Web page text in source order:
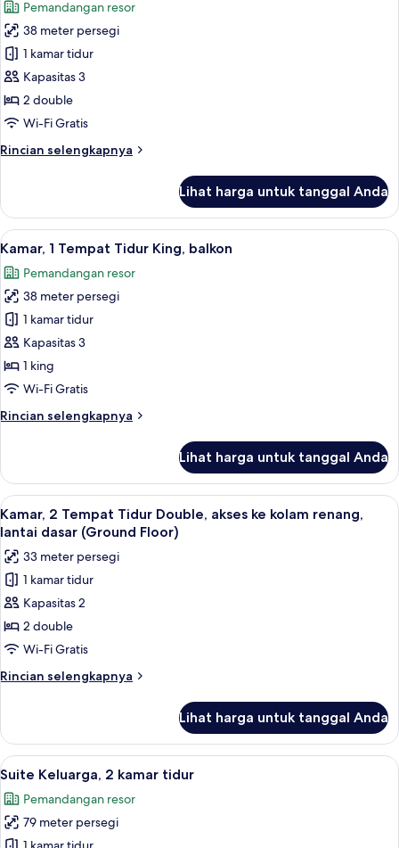
Double
foto
untuk
Kamar,
2
Tempat
Tidur
balkon
Pemandangan resor
38 meter persegi
1 kamar tidur
Kapasitas 3
2 double
Wi-Fi Gratis
Rincian selengkapnya
Rincian
Kamar,
Tempat
Double,
balkon
Lihat harga untuk tanggal Anda
Lihat
semua
foto
untuk
Kamar,
1
Tempat
Tidur
balkon
Kamar, 1 Tempat Tidur King, balkon |
10
Kamar, 1 Tempat Tidur King, balkon
Pemandangan resor
38 meter persegi
1 kamar tidur
Kapasitas 3
1 king
Wi-Fi Gratis
Rincian selengkapnya
Rincian
Kamar,
Tempat
Tidur
balkon
Lihat harga untuk tanggal Anda
Lihat
semua
foto
untuk
Kamar,
2
Tempat
Tidur
Double,
akses
kolam
renang,
lantai
dasar
(Ground
Floor)
Kamar, 2 Tempat Tidur Double,
8
Kamar, 2 Tempat Tidur Double, akses ke kolam renang,
lantai dasar (Ground Floor)
33 meter persegi
1 kamar tidur
Kapasitas 2
2 double
Wi-Fi Gratis
Rincian selengkapnya
Rincian
Kamar,
Tempat
Double,
akses
ke
Lihat harga untuk tanggal Anda
Lihat
semua
foto
untuk
Suite Keluarga, 2 kamar tidur |
13
Suite Keluarga, 2 kamar tidur
Pemandangan resor
79 meter persegi